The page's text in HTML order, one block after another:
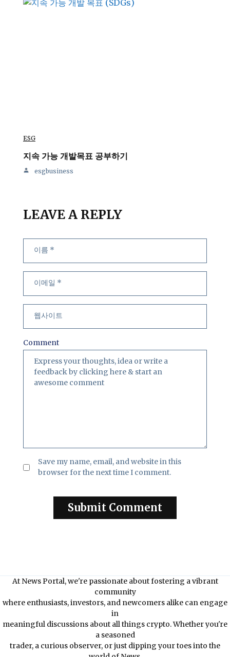
ESG
지속 가능 개발목표 공부하기
esgbusiness
LEAVE A REPLY
Comment
Save my name, email, and website in this
browser for the next time I comment.
At News Portal, we're passionate about fostering a vibrant
community
where enthusiasts, investors, and newcomers alike can engage
in
meaningful discussions about all things crypto. Whether you're
a seasoned
trader, a curious observer, or just dipping your toes into the